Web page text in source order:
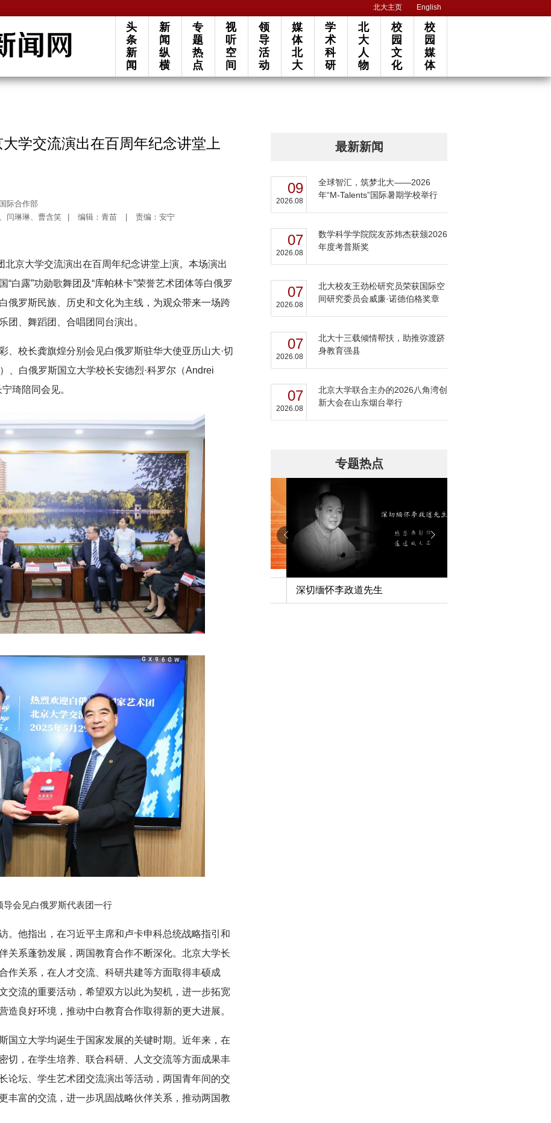
北大主页 English
头
条
新
闻
新
闻
纵
横
专
题
热
点
视
听
空
间
领
导
活
动
媒
体
北
大
学
术
科
研
北
大
人
物
校
园
文
化
校
园
媒
体
学交流演出在百周年纪念讲堂上
际合作部
闫琳琳、曹含笑 编辑：青苗 责编：安宁
京大学交流演出在百周年纪念讲堂上演。本场演出
白露”功勋歌舞团及“库帕林卡”荣誉艺术团体等白俄罗
俄罗斯民族、历史和文化为主线，为观众带来一场跨
团、舞蹈团、合唱团同台演出。
、校长龚旗煌分别会见白俄罗斯驻华大使亚历山大·切
、白俄罗斯国立大学校长安德烈·科罗尔（Andrei
琦陪同会见。
导会见白俄罗斯代表团一行
。他指出，在习近平主席和卢卡申科总统战略指引和
关系蓬勃发展，两国教育合作不断深化。北京大学长
作关系，在人才交流、科研共建等方面取得丰硕成
交流的重要活动，希望双方以此为契机，进一步拓宽
造良好环境，推动中白教育合作取得新的更大进展。
国立大学均诞生于国家发展的关键时期。近年来，在
切，在学生培养、联合科研、人文交流等方面成果丰
论坛、学生艺术团交流演出等活动，两国青年间的交
丰富的交流，进一步巩固战略伙伴关系，推动两国教
最新新闻
09
2026.08
全球智汇，筑梦北大——2026
年“M-Talents”国际暑期学校举行
07
2026.08
数学科学学院院友苏炜杰获颁2026
年度考普斯奖
07
2026.08
北大校友王劲松研究员荣获国际空
间研究委员会威廉·诺德伯格奖章
07
2026.08
北大十三载倾情帮扶，助推弥渡跻
身教育强县
07
2026.08
北京大学联合主办的2026八角湾创
新大会在山东烟台举行
专题热点
行正确政绩观学习教
北京大学管理质效年 深切缅怀李政道先生